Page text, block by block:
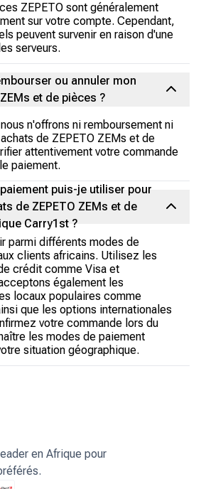
ZEPETO sont généralement
sur votre compte. Cependant,
peuvent survenir en raison d'une
serveurs.
ou annuler mon
et de pièces ?
n'offrons ni remboursement ni
de ZEPETO ZEMs et de
attentivement votre commande
paiement.
puis-je utiliser pour
de ZEPETO ZEMs et de
Carry1st ?
parmi différents modes de
clients africains. Utilisez les
crédit comme Visa et
également les
locaux populaires comme
que les options internationales
votre commande lors du
les modes de paiement
situation géographique.
en Afrique pour